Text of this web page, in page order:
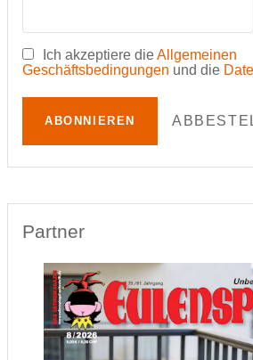
Ich akzeptiere dieAllgemeinen
Geschäftsbedingungen und die
ABONNIEREN
Partner